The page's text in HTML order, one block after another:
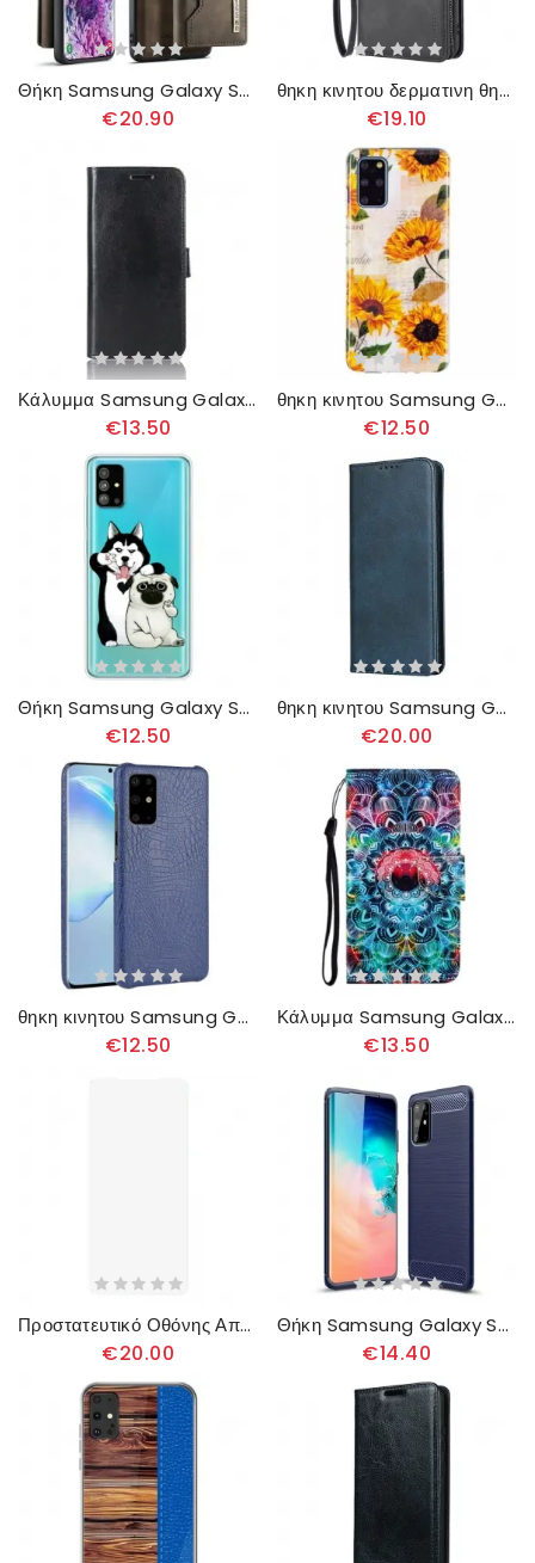
Θήκη Samsung Galaxy S20 Plus / S20 Plus 5G Dg.ming Αποσπώμενη Θήκη Κάρτας
€20.90
θηκη κινητου δερματινη θηκη Samsung Galaxy S20 Plus / S20 Plus 5G Αποσπώμενο Με Φερμουάρ
€19.10
Κάλυμμα Samsung Galaxy S20 Plus / S20 Plus 5G Εφέ Fine Leather
€13.50
θηκη κινητου Samsung Galaxy S20 Plus / S20 Plus 5G Φθορίζοντες Ηλίανθοι
€12.50
Θήκη Samsung Galaxy S20 Plus / S20 Plus 5G Αστεία Σκυλιά
€12.50
θηκη κινητου Samsung Galaxy S20 Plus / S20 Plus 5G Θήκη Flip Αληθινό Δέρμα
€20.00
θηκη κινητου Samsung Galaxy S20 Plus / S20 Plus 5G Εφέ Δέρματος Κροκοδείλου
€12.50
Κάλυμμα Samsung Galaxy S20 Plus / S20 Plus 5G με κορδονι Flashy Strappy Mandala
€13.50
Προστατευτικό Οθόνης Από Σκληρυμένο Γυαλί Για Το Samsung Galaxy S20 Plus / S20 Plus 5G
€20.00
Θήκη Samsung Galaxy S20 Plus / S20 Plus 5G Βουρτσισμένο Ανθρακόνημα
€14.40